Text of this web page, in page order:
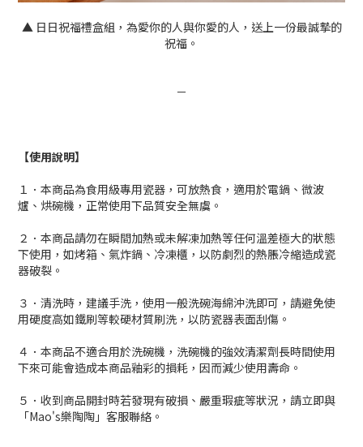
▲ 日日祝福禮盒組，為愛你的人與你愛的人，送上一份最誠摯的
祝福。
－
【使用說明】
１．本商品為食用級專用瓷器，可放熱食，適用於電鍋、微波
爐、烘碗機，正常使用下品質安全無虞。
２．本商品請勿在瞬間加熱或未解凍加熱等任何溫差極大的狀態
下使用，如烤箱、氣炸鍋、冷凍櫃，以防劇烈的熱脹冷縮造成瓷
器破裂。
３．清洗時，建議手洗，使用一般洗碗海綿沖洗即可，請避免使
用硬度高如鐵刷等較硬材質刷洗，以防瓷器表面刮傷。
４．本商品不適合用於洗碗機，洗碗機的強效清潔劑長時間使用
下來可能會造成本商品釉彩的損耗，因而減少使用壽命。
５．收到商品開封時若發現有破損、嚴重瑕疵等狀況，請立即與
「Mao's樂陶陶」客服聯絡。